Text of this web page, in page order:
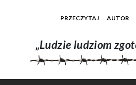
PRZECZYTAJ AUTOR
„Ludzie ludziom